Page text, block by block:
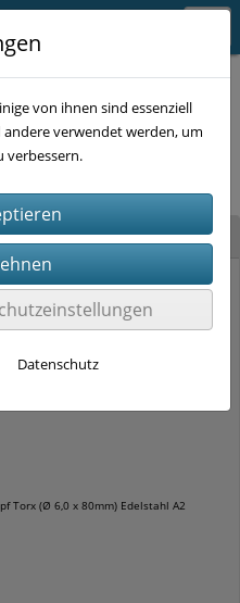
Shop
mit PTFE Beschichtung (2K-Griff)
(M10 x 200mm, SW 7) DIN 6923 + EPDM
Torx (Ø 6,0 x 80mm) Edelstahl A2
gefunden.
von ihnen sind essenziell
verwendet werden, um
verbessern.
Datenschutz